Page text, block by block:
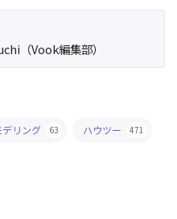
（Vook編集部）
デリング 63 ハウツー 471